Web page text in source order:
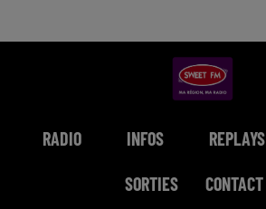
RADIO INFOS REPLAYS
SORTIES CONTACT